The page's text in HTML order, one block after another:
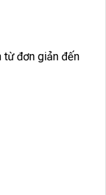
từ đơn giản đến